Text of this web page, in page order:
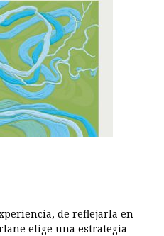
de reflejarla en
elige una estrategia